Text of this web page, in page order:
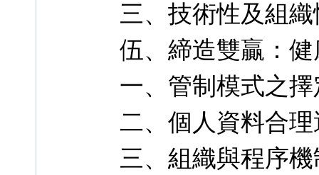
三、技術性及組
伍、締造雙贏：
一、管制模式之
二、個人資料合
三、組織與程序